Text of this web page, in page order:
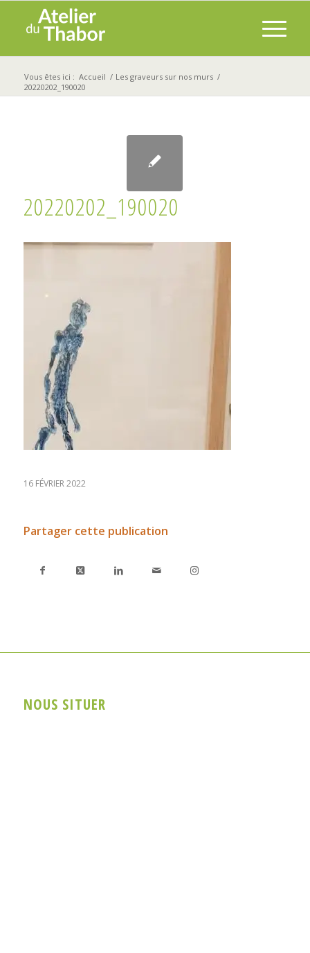
Vous êtes ici : Accueil / Les graveurs sur nos murs /
20220202_190020
20220202_190020
16 FÉVRIER 2022
Partager cette publication
NOUS SITUER